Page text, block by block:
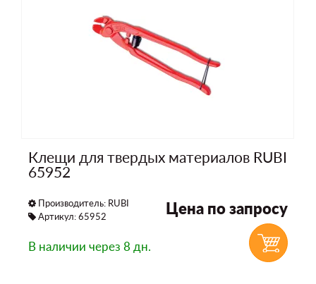
Клещи для твердых материалов RUBI
65952
Производитель: RUBI
Артикул: 65952
Цена по запросу
В наличии через 8 дн.